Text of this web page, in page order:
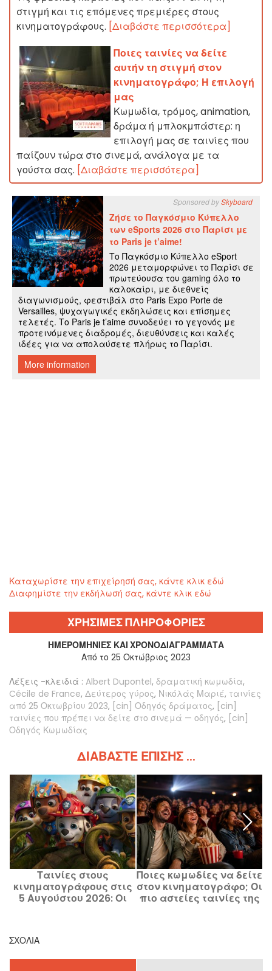
στιγμή και τις επόμενες πρεμιέρες στους
κινηματογράφους. [Διαβάστε περισσότερα]
Ποιες ταινίες να δείτε
αυτήν τη στιγμή στον
κινηματογράφο; Η επιλογή
μας
Κωμωδία, τρόμος, animation,
δράμα ή μπλοκμπάστερ: η
επιλογή μας σε ταινίες που
παίζουν τώρα στο σινεμά, ανάλογα με τα
γούστα σας. [Διαβάστε περισσότερα]
Καταχωρίστε την επιχείρησή σας, κάντε κλικ εδώ
Διαφημίστε την εκδήλωσή σας, κάντε κλικ εδώ
ΧΡΗΣΙΜΕΣ ΠΛΗΡΟΦΟΡΙΕΣ
ΗΜΕΡΟΜΗΝΊΕΣ ΚΑΙ ΧΡΟΝΟΔΙΑΓΡΆΜΜΑΤΑ
Από το 25 Οκτώβριος 2023
Λέξεις -κλειδιά : Albert Dupontel, δραματική κωμωδία,
Cécile de France, Δεύτερος γύρος, Νικόλάς Μαριέ, ταινίες
από 25 Οκτωβρίου 2023, [cin] Οδηγός δράματος, [cin]
ταινίες που πρέπει να δείτε στο σινεμά — οδηγός, [cin]
Οδηγός Κωμωδίας
ΔΙΑΒΆΣΤΕ ΕΠΊΣΗΣ ...
Ταινίες στους
κινηματογράφους στις
5 Αυγούστου 2026: Οι
Ποιες κωμωδίες να δείτε
στον κινηματογράφο; Οι
πιο αστείες ταινίες της
ΣΧΌΛΙΑ